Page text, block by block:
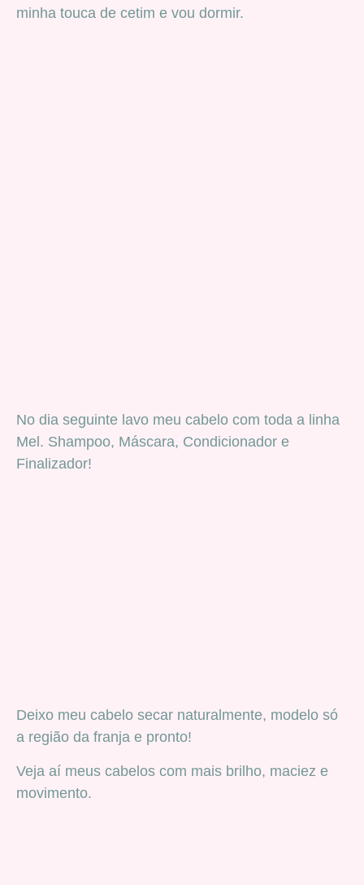
minha touca de cetim e vou dormir.
No dia seguinte lavo meu cabelo com toda a linha
Mel. Shampoo, Máscara, Condicionador e
Finalizador!
Deixo meu cabelo secar naturalmente, modelo só
a região da franja e pronto!
Veja aí meus cabelos com mais brilho, maciez e
movimento.